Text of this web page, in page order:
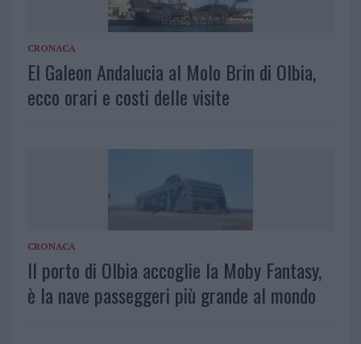
CRONACA
El Galeon Andalucia al Molo Brin di Olbia,
ecco orari e costi delle visite
CRONACA
Il porto di Olbia accoglie la Moby Fantasy,
è la nave passeggeri più grande al mondo